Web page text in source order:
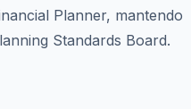
Planner, mantendo
Standards Board.